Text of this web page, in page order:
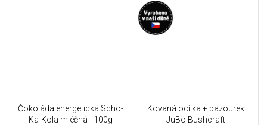
Čokoláda energetická Scho-
Ka-Kola mléčná - 100g
Kovaná ocílka + pazourek
JuBö Bushcraft